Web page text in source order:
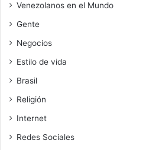
Venezolanos en el Mundo
Gente
Negocios
Estilo de vida
Brasil
Religión
Internet
Redes Sociales